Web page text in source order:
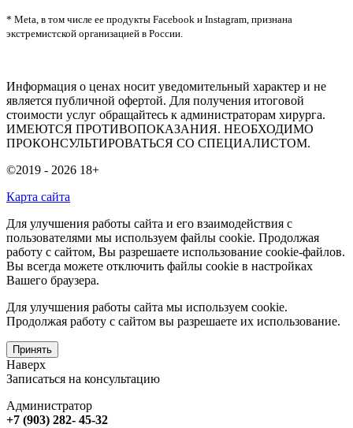
* Meta, в том числе ее продукты Facebook и Instagram, признана
экстремистской организацией в России.
Информация о ценах носит уведомительный характер и не
является публичной офертой. Для получения итоговой
стоимости услуг обращайтесь к администраторам хирурга.
ИМЕЮТСЯ ПРОТИВОПОКАЗАНИЯ. НЕОБХОДИМО
ПРОКОНСУЛЬТИРОВАТЬСЯ СО СПЕЦИАЛИСТОМ.
©2019 - 2026 18+
Карта сайта
Для улучшения работы сайта и его взаимодействия с
пользователями мы используем файлы cookie. Продолжая
работу с сайтом, Вы разрешаете использование cookie-файлов.
Вы всегда можете отключить файлы cookie в настройках
Вашего браузера.
Для улучшения работы сайта мы используем cookie.
Продолжая работу с сайтом вы разрешаете их использование.
Принять
Наверх
Записаться на консультацию
Администратор
+7 (903) 282- 45-32